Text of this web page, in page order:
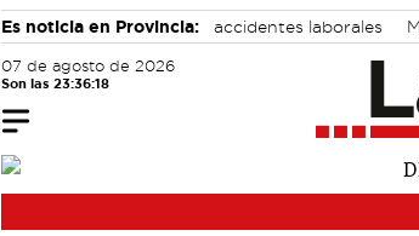
Es noticia en Provincia: accidentes laborales
07 de agosto de 2026
Son las 23:36:19